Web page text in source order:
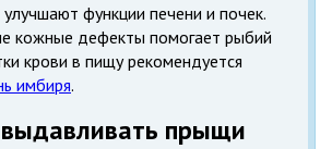
функции печени и почек.
кожные дефекты помогает рыбий
крови в пищу рекомендуется
имбиря.
прыщи